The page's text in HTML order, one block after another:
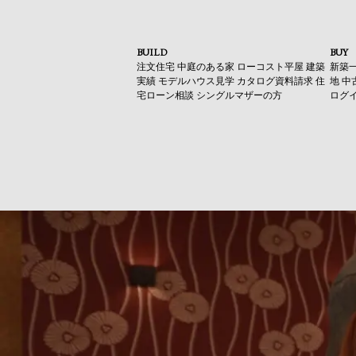
BUILD
注文住宅 中庭のある家 ローコスト平屋 建築
実績 モデルハウス見学 カタログ資料請求 住
宅ローン相談 シングルマザーの方
BUY
新築
地 中
ログ